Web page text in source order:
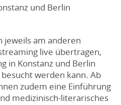
und Berlin
jeweils am anderen
live übertragen,
in Konstanz und Berlin
werden kann. Ab
zudem eine Einführung
medizinisch-literarisches